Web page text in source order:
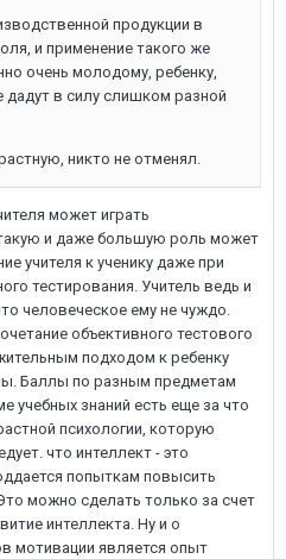
продукции в
и применение такого же
очень молодому, ребенку,
дадут в силу слишком разной
никто не отменял.
может играть
и даже большую роль может
учителя к ученику даже при
тестирования. Учитель ведь и
человеческое ему не чуждо.
объективного тестового
подходом к ребенку
Баллы по разным предметам
учебных знаний есть еще за что
психологии, которую
что интеллект - это
попыткам повысить
можно сделать только за счет
интеллекта. Ну и о
мотивации является опыт